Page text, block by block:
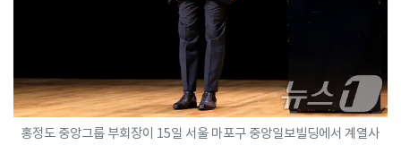
홍정도 중앙그룹 부회장이 15일 서울 마포구 중앙일보빌딩에서 계열사